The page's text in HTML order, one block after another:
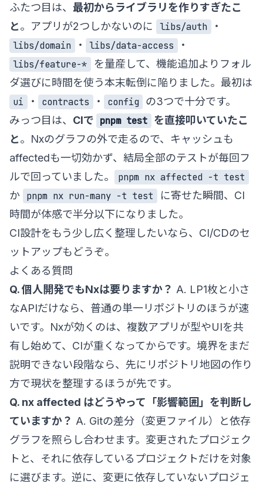
ふたつ目は、 最初からライブラリを作りすぎたこ
と。アプリが2つしかないのに libs/auth
・
libs/domain
・ libs/data-access
・
libs/feature-*
を量産して、機能追加よりフォル
ダ選びに時間を使う本末転倒に陥りました。最初は
ui
・ contracts ・ config
の3つで十分です。
みっつ目は、 CIで pnpm test を直接叩いていたこ
と。Nxのグラフの外で走るので、キャッシュも
affectedも一切効かず、結局全部のテストが毎回フ
ルで回っていました。
pnpm nx affected -t test
か pnpm nx run-many -t test
に寄せた瞬間、CI
時間が体感で半分以下になりました。
CI設計をもう少し広く整理したいなら、 CI/CDのセ
ットアップもどうぞ。
よくある質問
Q. 個人開発でもNxは要りますか？ A. LP1枚と小さ
なAPIだけなら、普通の単一リポジトリのほうが速
いです。Nxが効くのは、複数アプリが型やUIを共
有し始めて、CIが重くなってからです。境界をまだ
説明できない段階なら、先に リポジトリ地図の作り
方で現状を整理するほうが先です。
Q. nx affected はどうやって「影響範囲」を判断し
ていますか？ A. Gitの差分（変更ファイル）と依存
グラフを照らし合わせます。変更されたプロジェク
トと、それに依存しているプロジェクトだけを対象
に選びます。逆に、変更に依存していないプロジェ